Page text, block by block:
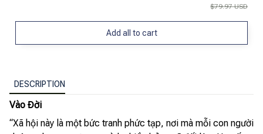
$79.97 USD
Add all to cart
DESCRIPTION
Vào Đời
“Xã hội này là một bức tranh phức tạp, nơi mà mỗi con người